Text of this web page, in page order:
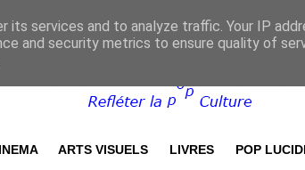
ARTS VISUELS LIVRES POP
services and to analyze traffic. Your IP
and security metrics to ensure quality of